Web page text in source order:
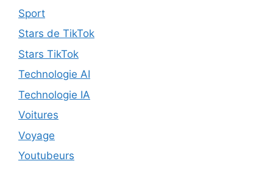
Sport
Stars de TikTok
Stars TikTok
Technologie AI
Technologie IA
Voitures
Voyage
Youtubeurs